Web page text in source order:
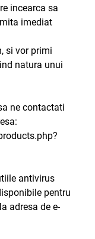
incearca sa
imediat
, si vor primi
natura unui
ne contactati
antivirus
pentru
adresa de e-